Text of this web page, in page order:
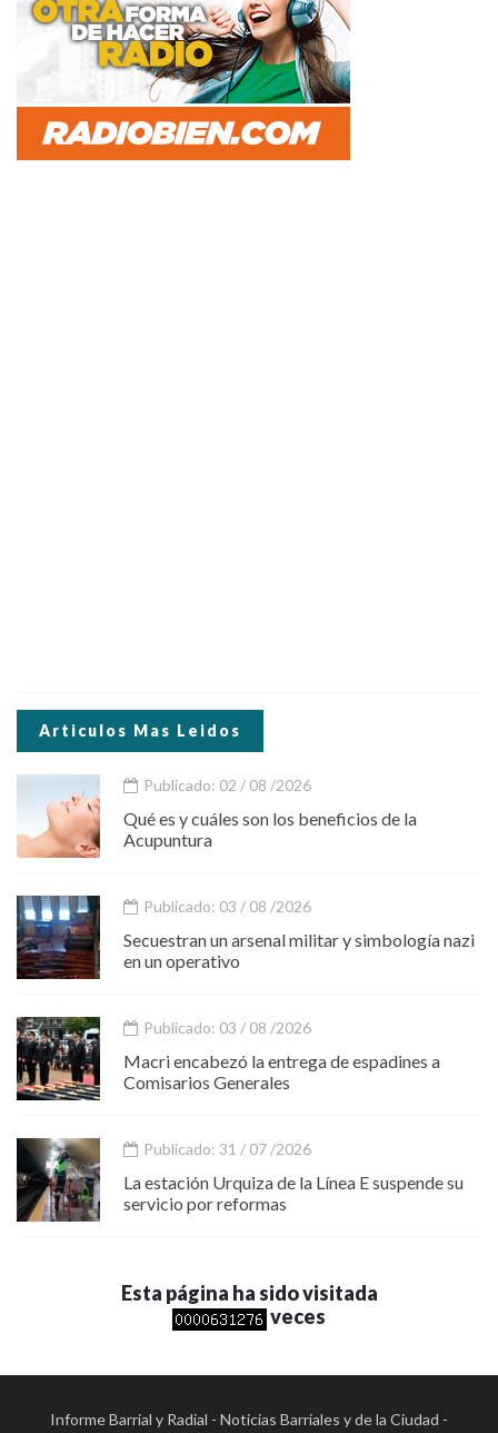
Articulos Mas Leidos
Publicado: 02 / 08 /2026
Qué es y cuáles son los beneficios de la
Acupuntura
Publicado: 03 / 08 /2026
Secuestran un arsenal militar y simbología nazi
en un operativo
Publicado: 03 / 08 /2026
Macri encabezó la entrega de espadines a
Comisarios Generales
Publicado: 31 / 07 /2026
La estación Urquiza de la Línea E suspende su
servicio por reformas
Esta página ha sido visitada
veces
Informe Barrial y Radial - Noticias Barriales y de la Ciudad -